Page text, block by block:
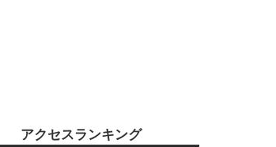
アクセスランキング